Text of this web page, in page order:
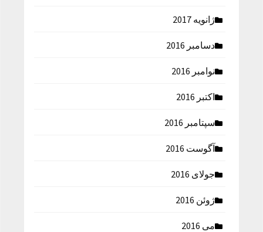
ژانویه 2017
دسامبر 2016
نوامبر 2016
اکتبر 2016
سپتامبر 2016
آگوست 2016
جولای 2016
ژوئن 2016
می 2016